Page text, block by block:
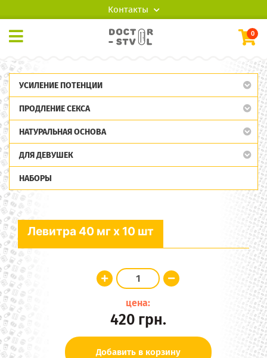
Контакты
0
УСИЛЕНИЕ ПОТЕНЦИИ
ПРОДЛЕНИЕ СЕКСА
НАТУРАЛЬНАЯ ОСНОВА
ДЛЯ ДЕВУШЕК
НАБОРЫ
Левитра 40 мг x 10 шт
цена:
420грн.
Добавить в корзину